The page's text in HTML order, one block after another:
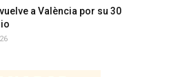
vuelve a València por su 30